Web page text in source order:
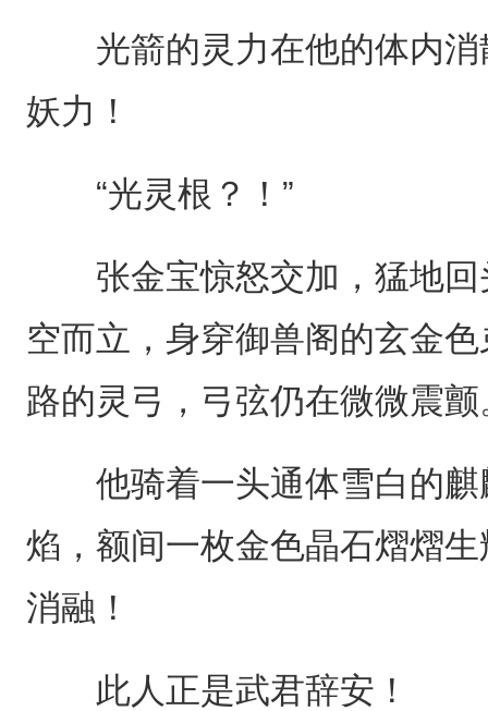
光箭的灵力在他的体内消
妖力！
“光灵根？！”
张金宝惊怒交加，猛地回
空而立，身穿御兽阁的玄金
路的灵弓，弓弦仍在微微震颤
他骑着一头通体雪白的麒
焰，额间一枚金色晶石熠熠
消融！
此人正是武君辞安！